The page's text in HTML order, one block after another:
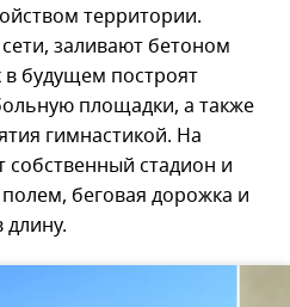
территории.
заливают бетоном
будущем построят
площадки, а также
гимнастикой. На
стадион и
беговая дорожка и